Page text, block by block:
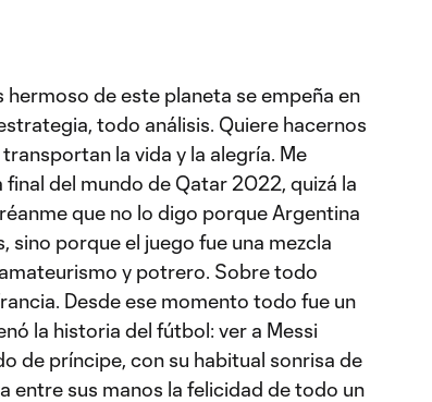
de este planeta se empeña en
todo análisis. Quiere hacernos
la vida y la alegría. Me
del mundo de Qatar 2022, quizá la
que no lo digo porque Argentina
sino porque el juego fue una mezcla
y potrero. Sobre todo
Desde ese momento todo fue un
la historia del fútbol: ver a Messi
de príncipe, con su habitual sonrisa de
entre sus manos la felicidad de todo un